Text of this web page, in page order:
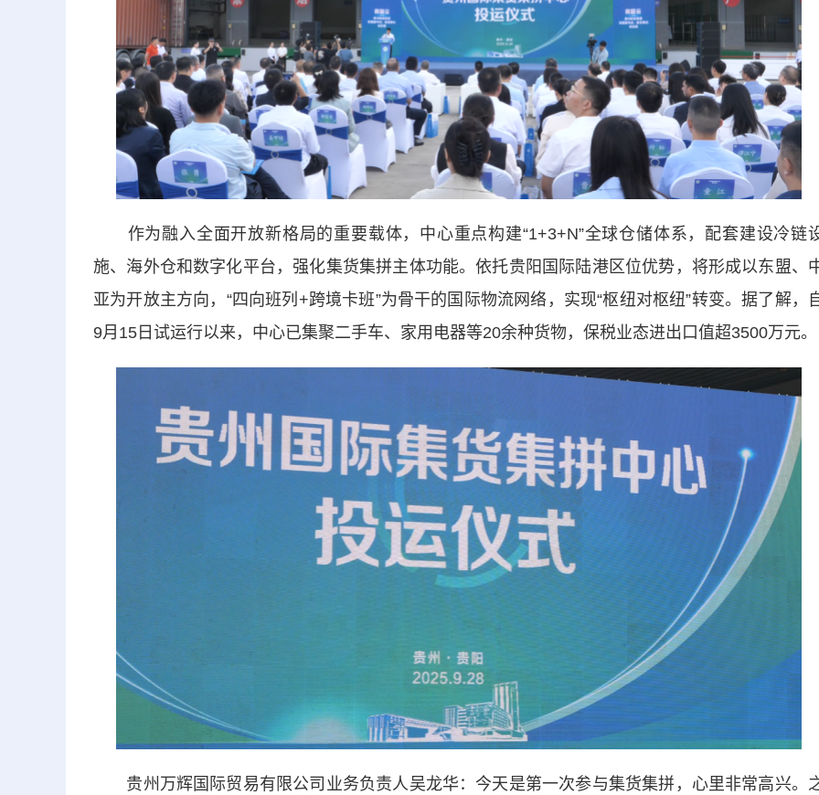
作为融入全面开放新格局的重要载体，中心重点构建“1+3+N”全球仓储体系，配套建设冷链
施、海外仓和数字化平台，强化集货集拼主体功能。依托贵阳国际陆港区位优势，将形成以东盟、
亚为开放主方向，“四向班列+跨境卡班”为骨干的国际物流网络，实现“枢纽对枢纽”转变。据了解，
9月15日试运行以来，中心已集聚二手车、家用电器等20余种货物，保税业态进出口值超3500万元。
贵州万辉国际贸易有限公司业务负责人吴龙华：今天是第一次参与集货集拼，心里非常高兴。